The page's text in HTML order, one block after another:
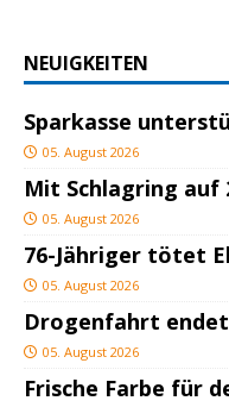
NEUIGKEITEN
Sparkasse
05. August 2026
Mit Schlagring auf
05. August 2026
76-Jähriger tötet
05. August 2026
Drogenfahrt
05. August 2026
Frische Farbe für